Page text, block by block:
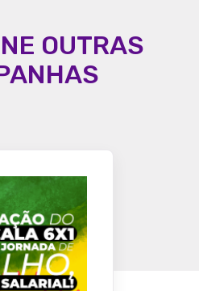
OUTRAS